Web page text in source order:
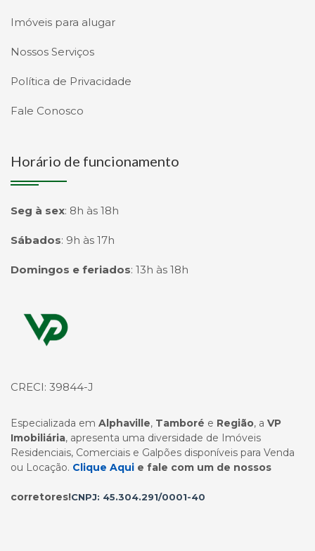
Imóveis para alugar
Nossos Serviços
Política de Privacidade
Fale Conosco
Horário de funcionamento
Seg à sex: 8h às 18h
Sábados: 9h às 17h
Domingos e feriados: 13h às 18h
Página inicial
CRECI: 39844-J
Especializada em Alphaville, Tamboré e Região, a VP
Imobiliária, apresenta uma diversidade de Imóveis
Residenciais, Comerciais e Galpões disponíveis para Venda
ou Locação. Clique Aqui e fale com um de nossos
corretores!CNPJ: 45.304.291/0001-40